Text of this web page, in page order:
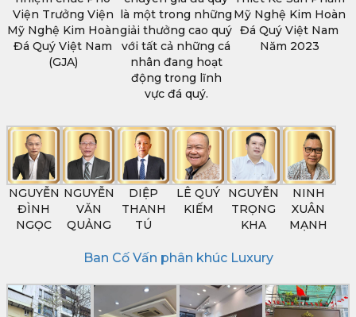
Viện Trưởng Viện
Mỹ Nghệ Kim Hoàn
Đá Quý Việt Nam
(GJA)
là một trong những
giải thưởng cao quý
với tất cả những cá
nhân đang hoạt
động trong lĩnh
vực đá quý.
Mỹ Nghệ Kim Hoàn
Đá Quý Việt Nam
Năm 2023
NGUYỄN
ĐÌNH
NGỌC
NGUYỄN
VĂN
QUẢNG
DIỆP
THANH
TÚ
LÊ QUÝ
KIẾM
NGUYỄN
TRỌNG
KHA
NINH
XUÂN
MẠNH
Ban Cố Vấn phân khúc Luxury